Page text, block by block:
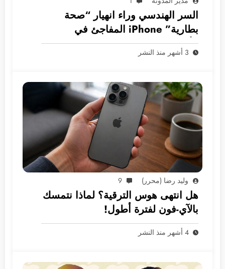
السر الهندسي وراء انهيار “صحة
بطارية” iPhone المفاجئ في
الأسواق العربية
3 أشهر منذ النشر
وليد رضا (محرر) 9
هل انتهى هوس الترقية؟ لماذا نتمسك
بالآي-فون لفترة أطول!
4 أشهر منذ النشر